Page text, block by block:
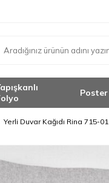
Poster
Yerli Duvar Kağıdı Rina 715-01